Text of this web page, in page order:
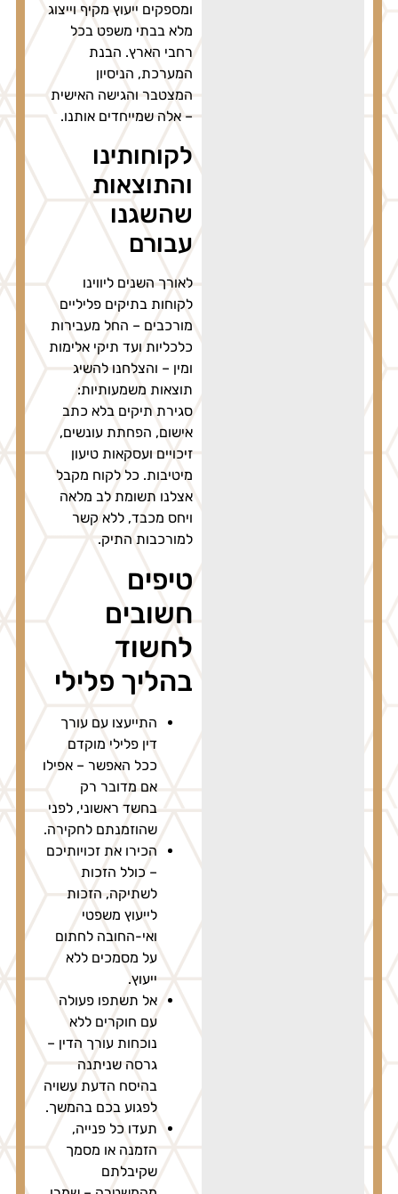
ומספקים ייעוץ מקיף וייצוג
מלא בבתי משפט בכל
רחבי הארץ. הבנת
המערכת, הניסיון
המצטבר והגישה האישית
– אלה שמייחדים אותנו.
לקוחותינו
והתוצאות
שהשגנו
עבורם
לאורך השנים ליווינו
לקוחות בתיקים פליליים
מורכבים – החל מעבירות
כלכליות ועד תיקי אלימות
ומין – והצלחנו להשיג
תוצאות משמעותיות:
סגירת תיקים בלא כתב
אישום, הפחתת עונשים,
זיכויים ועסקאות טיעון
מיטיבות. כל לקוח מקבל
אצלנו תשומת לב מלאה
ויחס מכבד, ללא קשר
למורכבות התיק.
טיפים
חשובים
לחשוד
בהליך פלילי
התייעצו עם עורך
דין פלילי מוקדם
ככל האפשר – אפילו
אם מדובר רק
בחשד ראשוני, לפני
שהוזמנתם לחקירה.
הכירו את זכויותיכם
– כולל הזכות
לשתיקה, הזכות
לייעוץ משפטי
ואי-החובה לחתום
על מסמכים ללא
ייעוץ.
אל תשתפו פעולה
עם חוקרים ללא
נוכחות עורך הדין –
גרסה שניתנה
בהיסח הדעת עשויה
לפגוע בכם בהמשך.
תעדו כל פנייה,
הזמנה או מסמך
שקיבלתם